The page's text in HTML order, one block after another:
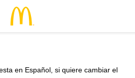
en Español, si quiere cambiar el